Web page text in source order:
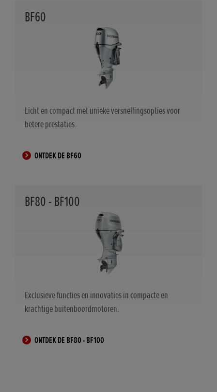
BF60
Licht en compact met unieke versnellingsopties voor
betere prestaties.
ONTDEK DE BF60
BF80 - BF100
Exclusieve functies en innovaties in compacte en
krachtige buitenboordmotoren.
ONTDEK DE BF80 - BF100